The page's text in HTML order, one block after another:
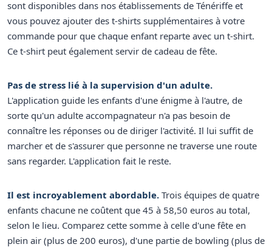
sont disponibles dans nos établissements de Ténériffe et
vous pouvez ajouter des t-shirts supplémentaires à votre
commande pour que chaque enfant reparte avec un t-shirt.
Ce t-shirt peut également servir de cadeau de fête.
Pas de stress lié à la supervision d'un adulte.
L'application guide les enfants d'une énigme à l'autre, de
sorte qu'un adulte accompagnateur n'a pas besoin de
connaître les réponses ou de diriger l'activité. Il lui suffit de
marcher et de s'assurer que personne ne traverse une route
sans regarder. L'application fait le reste.
Il est incroyablement abordable. Trois équipes de quatre
enfants chacune ne coûtent que 45 à 58,50 euros au total,
selon le lieu. Comparez cette somme à celle d'une fête en
plein air (plus de 200 euros), d'une partie de bowling (plus de